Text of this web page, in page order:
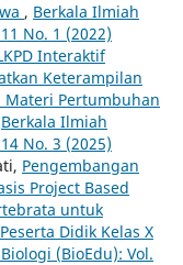
, Berkala Ilmiah
No. 1 (2022)
Interaktif
Keterampilan
Materi Pertumbuhan
Berkala Ilmiah
No. 3 (2025)
Pengembangan
Project Based
untuk
Didik Kelas X
(BioEdu): Vol.